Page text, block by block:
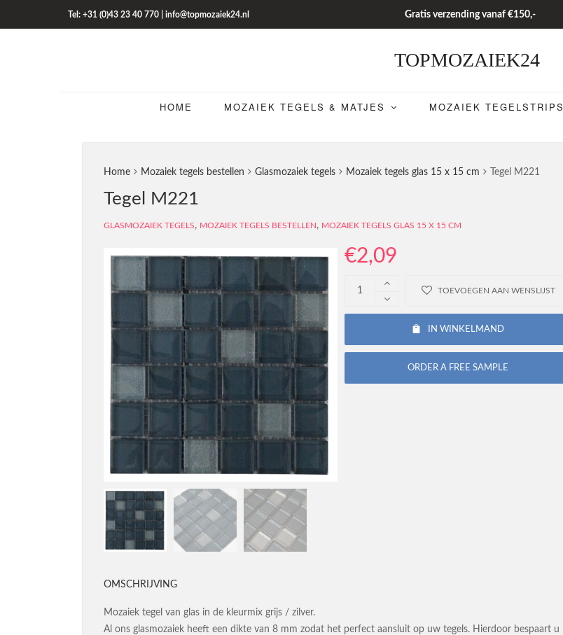
Tel: +31 (0)43 23 40 770 | info@topmozaiek24.nl Gratis verzending vanaf €150,-
TOPMOZAIEK24
HOME MOZAIEK TEGELS & MATJES MOZAIEK TEGELSTRIPS
Home Mozaiek tegels bestellen Glasmozaiek tegels Mozaiek tegels glas 15 x 15 cm Tegel M221
Tegel M221
GLASMOZAIEK TEGELS, MOZAIEK TEGELS BESTELLEN, MOZAIEK TEGELS GLAS 15 X 15 CM
€2,09
IN WINKELMAND
TOEVOEGEN AAN WENSLIJST
ORDER A FREE SAMPLE
OMSCHRIJVING
Mozaiek tegel van glas in de kleurmix grijs / zilver.
Al ons glasmozaiek heeft een dikte van 8 mm zodat het perfect aansluit op uw tegels. Hierdoor bespaart u